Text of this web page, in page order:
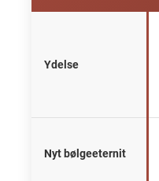
Ydelse
Nyt bølgeeternit